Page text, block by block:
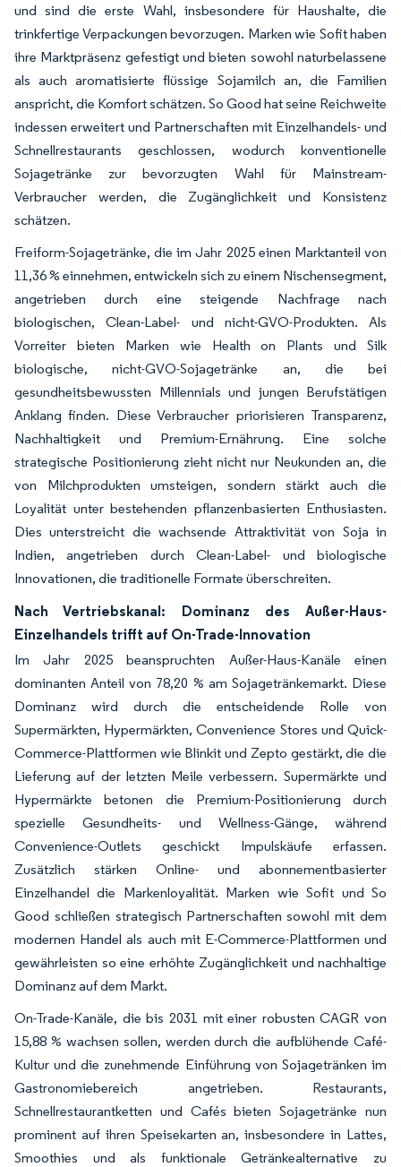
und sind die erste Wahl, insbesondere für Haushalte, die
trinkfertige Verpackungen bevorzugen. Marken wie Sofit haben
ihre Marktpräsenz gefestigt und bieten sowohl naturbelassene
als auch aromatisierte flüssige Sojamilch an, die Familien
anspricht, die Komfort schätzen. So Good hat seine Reichweite
indessen erweitert und Partnerschaften mit Einzelhandels- und
Schnellrestaurants geschlossen, wodurch konventionelle
Sojagetränke zur bevorzugten Wahl für Mainstream-
Verbraucher werden, die Zugänglichkeit und Konsistenz
schätzen.
Freiform-Sojagetränke, die im Jahr 2025 einen Marktanteil von
11,36 % einnehmen, entwickeln sich zu einem Nischensegment,
angetrieben durch eine steigende Nachfrage nach
biologischen, Clean-Label- und nicht-GVO-Produkten. Als
Vorreiter bieten Marken wie Health on Plants und Silk
biologische, nicht-GVO-Sojagetränke an, die bei
gesundheitsbewussten Millennials und jungen Berufstätigen
Anklang finden. Diese Verbraucher priorisieren Transparenz,
Nachhaltigkeit und Premium-Ernährung. Eine solche
strategische Positionierung zieht nicht nur Neukunden an, die
von Milchprodukten umsteigen, sondern stärkt auch die
Loyalität unter bestehenden pflanzenbasierten Enthusiasten.
Dies unterstreicht die wachsende Attraktivität von Soja in
Indien, angetrieben durch Clean-Label- und biologische
Innovationen, die traditionelle Formate überschreiten.
Nach Vertriebskanal: Dominanz des Außer-Haus-
Einzelhandels trifft auf On-Trade-Innovation
Im Jahr 2025 beanspruchten Außer-Haus-Kanäle einen
dominanten Anteil von 78,20 % am Sojagetränkemarkt. Diese
Dominanz wird durch die entscheidende Rolle von
Supermärkten, Hypermärkten, Convenience Stores und Quick-
Commerce-Plattformen wie Blinkit und Zepto gestärkt, die die
Lieferung auf der letzten Meile verbessern. Supermärkte und
Hypermärkte betonen die Premium-Positionierung durch
spezielle Gesundheits- und Wellness-Gänge, während
Convenience-Outlets geschickt Impulskäufe erfassen.
Zusätzlich stärken Online- und abonnementbasierter
Einzelhandel die Markenloyalität. Marken wie Sofit und So
Good schließen strategisch Partnerschaften sowohl mit dem
modernen Handel als auch mit E-Commerce-Plattformen und
gewährleisten so eine erhöhte Zugänglichkeit und nachhaltige
Dominanz auf dem Markt.
On-Trade-Kanäle, die bis 2031 mit einer robusten CAGR von
15,88 % wachsen sollen, werden durch die aufblühende Café-
Kultur und die zunehmende Einführung von Sojagetränken im
Gastronomiebereich angetrieben. Restaurants,
Schnellrestaurantketten und Cafés bieten Sojagetränke nun
prominent auf ihren Speisekarten an, insbesondere in Lattes,
Smoothies und als funktionale Getränkealternative zu